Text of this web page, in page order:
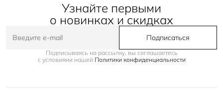
Узнайте первыми
о новинках и скидках
Подписаться
Подписываясь на рассылку, вы соглашаетесь
с условиями нашей Политики конфиденциальности